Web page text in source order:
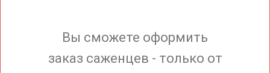
Вы сможете оформить
заказ саженцев - только от